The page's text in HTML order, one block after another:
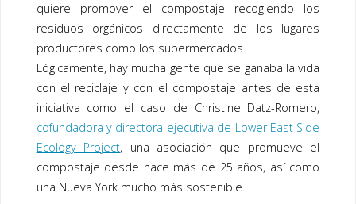
quiere promover el compostaje recogiendo los
residuos orgánicos directamente de los lugares
productores como los supermercados.
Lógicamente, hay mucha gente que se ganaba la vida
con el reciclaje y con el compostaje antes de esta
iniciativa como el caso de Christine Datz-Romero,
cofundadora y directora ejecutiva de Lower East Side
Ecology Project, una asociación que promueve el
compostaje desde hace más de 25 años, así como
una Nueva York mucho más sostenible.